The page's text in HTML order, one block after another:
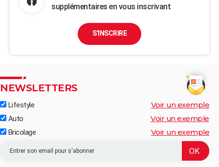
supplémentaires en vous inscrivant
S'INSCRIRE
NEWSLETTERS
Lifestyle Voir un exemple
Auto Voir un exemple
Bricolage Voir un exemple